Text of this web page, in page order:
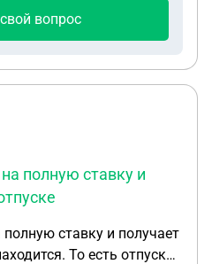
сидит дома по уходу за
но на работу не
зарегистрируемся,
ждать 12 месяцев?
вопрос
полную ставку и
ставку и получает
То есть отпуск